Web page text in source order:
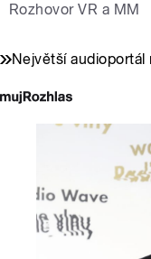
Rozhovor VR a MM
Největší